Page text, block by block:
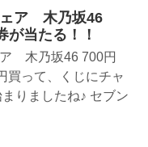
ェア 木乃坂46
が当たる！！
木乃坂46 700円
買って、くじにチャ
りましたね♪ セブン